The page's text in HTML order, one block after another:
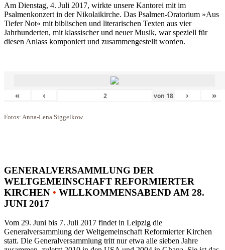
Am Dienstag, 4. Juli 2017, wirkte unsere Kantorei mit im
Psalmenkonzert in der Nikolaikirche. Das Psalmen-Oratorium »Aus
Tiefer Not« mit biblischen und literarischen Texten aus vier
Jahrhunderten, mit klassischer und neuer Musik, war speziell für
diesen Anlass komponiert und zusammengestellt worden.
« ‹ von 18 › »
Fotos: Anna-Lena Siggelkow
GENERALVERSAMMLUNG DER
WELTGEMEINSCHAFT REFORMIERTER
KIRCHEN • WILLKOMMENSABEND AM 28.
JUNI 2017
Vom 29. Juni bis 7. Juli 2017 findet in Leipzig die
Generalversammlung der Weltgemeinschaft Reformierter Kirchen
statt. Die Generalversammlung tritt nur etwa alle sieben Jahre